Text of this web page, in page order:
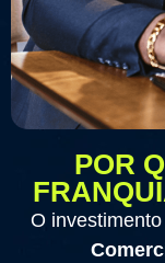
POR
O